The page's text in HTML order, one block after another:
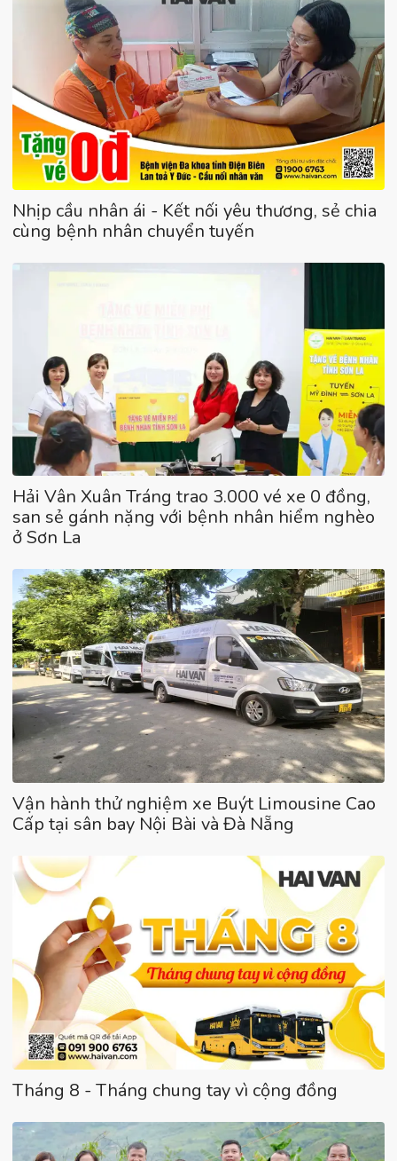
Nhịp cầu nhân ái - Kết nối yêu thương, sẻ chia
cùng bệnh nhân chuyển tuyến
Hải Vân Xuân Tráng trao 3.000 vé xe 0 đồng,
san sẻ gánh nặng với bệnh nhân hiểm nghèo
ở Sơn La
Vận hành thử nghiệm xe Buýt Limousine Cao
Cấp tại sân bay Nội Bài và Đà Nẵng
Tháng 8 - Tháng chung tay vì cộng đồng